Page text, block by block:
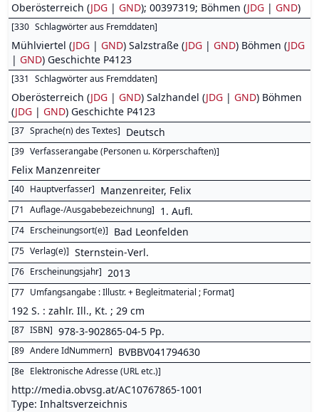
Oberösterreich (JDG | GND); 00397319; Böhmen (JDG | GND)
[330 Schlagwörter aus Fremddaten]
Mühlviertel (JDG | GND) Salzstraße (JDG | GND) Böhmen (JDG
| GND) Geschichte P4123
[331 Schlagwörter aus Fremddaten]
Oberösterreich (JDG | GND) Salzhandel (JDG | GND) Böhmen
(JDG | GND) Geschichte P4123
[37 Sprache(n) des Textes] Deutsch
[39 Verfasserangabe (Personen u. Körperschaften)]
Felix Manzenreiter
[40 Hauptverfasser] Manzenreiter, Felix
[71 Auflage-/Ausgabebezeichnung] 1. Aufl.
[74 Erscheinungsort(e)] Bad Leonfelden
[75 Verlag(e)] Sternstein-Verl.
[76 Erscheinungsjahr] 2013
[77 Umfangsangabe : Illustr. + Begleitmaterial ; Format]
192 S. : zahlr. Ill., Kt. ; 29 cm
[87 ISBN] 978-3-902865-04-5 Pp.
[89 Andere IdNummern] BVBBV041794630
[8e Elektronische Adresse (URL etc.)]
http://media.obvsg.at/AC10767865-1001
Type: Inhaltsverzeichnis